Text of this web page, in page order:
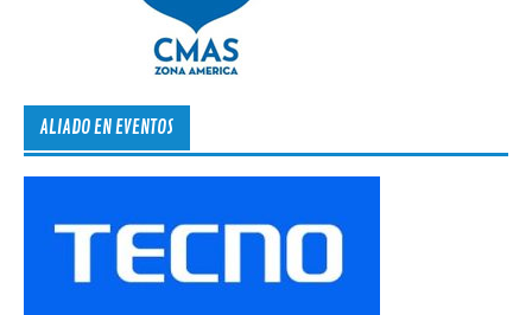
ALIADO EN EVENTOS